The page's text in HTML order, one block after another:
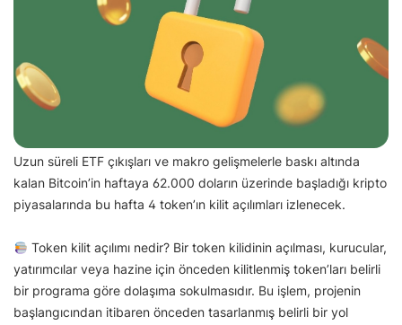
Uzun süreli ETF çıkışları ve makro gelişmelerle baskı altında
kalan Bitcoin’in haftaya 62.000 doların üzerinde başladığı kripto
piyasalarında bu hafta 4 token’ın kilit açılımları izlenecek.
Token kilit açılımı nedir? Bir token kilidinin açılması, kurucular,
yatırımcılar veya hazine için önceden kilitlenmiş token’ları belirli
bir programa göre dolaşıma sokulmasıdır. Bu işlem, projenin
başlangıcından itibaren önceden tasarlanmış belirli bir yol